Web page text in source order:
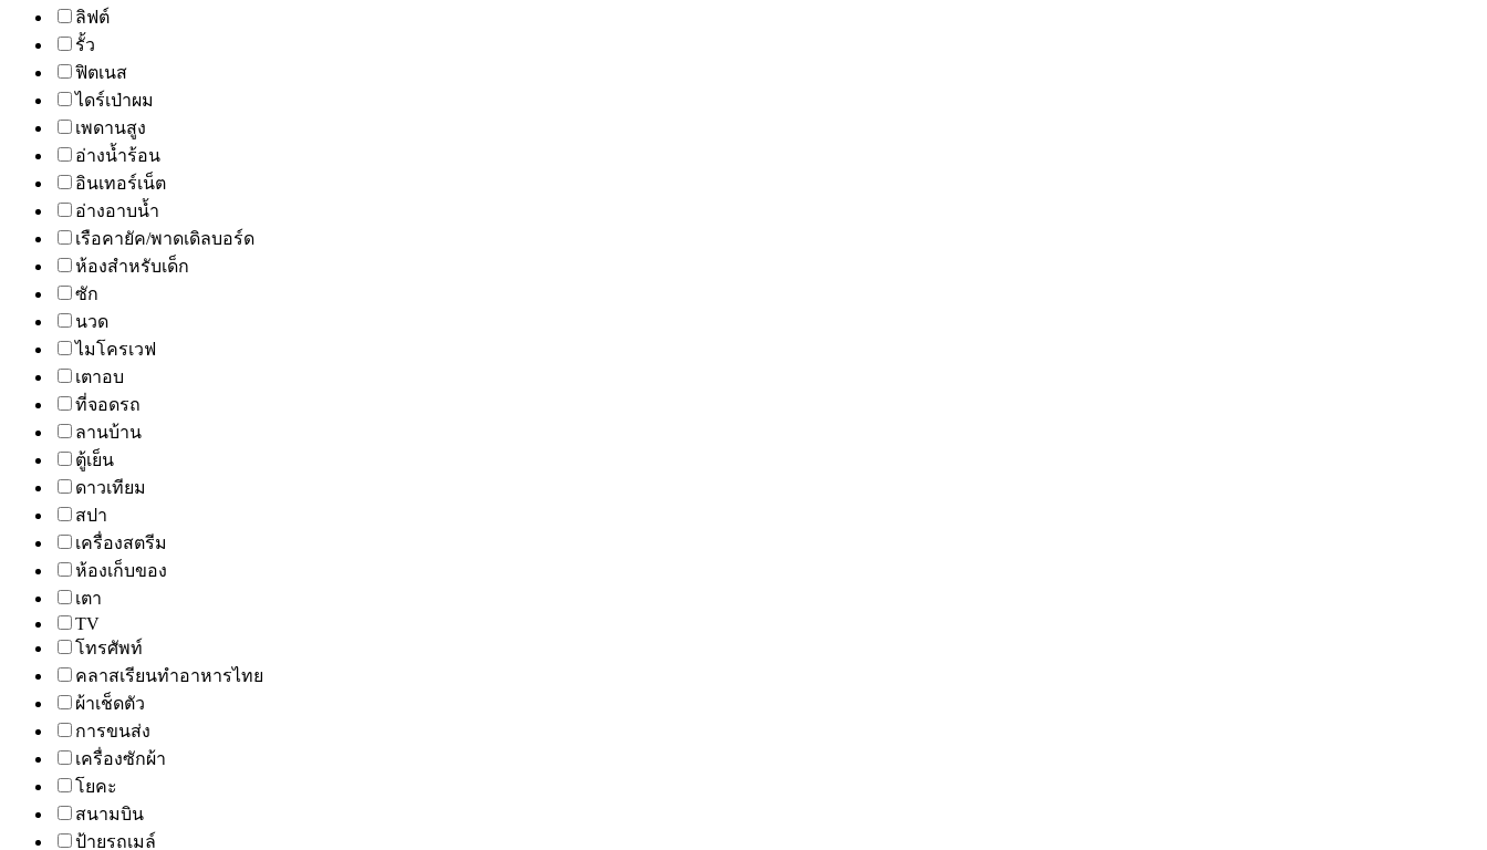
ลิฟต์
รั้ว
ฟิตเนส
ไดร์เป่าผม
เพดานสูง
อ่างน้ำร้อน
อินเทอร์เน็ต
อ่างอาบน้ำ
เรือคายัค/พาดเดิลบอร์ด
ห้องสำหรับเด็ก
ซัก
นวด
ไมโครเวฟ
เตาอบ
ที่จอดรถ
ลานบ้าน
ตู้เย็น
ดาวเทียม
สปา
เครื่องสตรีม
ห้องเก็บของ
เตา
TV
โทรศัพท์
คลาสเรียนทำอาหารไทย
ผ้าเช็ดตัว
การขนส่ง
เครื่องซักผ้า
โยคะ
สนามบิน
ป้ายรถเมล์